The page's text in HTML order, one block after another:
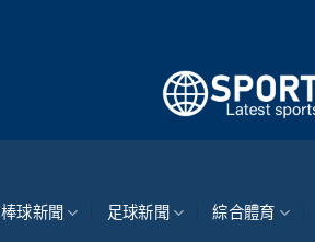
棒球新聞 足球新聞 綜合體育